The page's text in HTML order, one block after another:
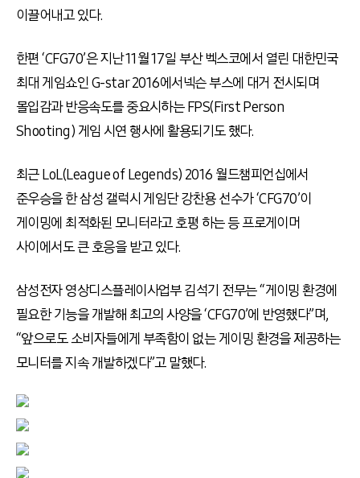
이끌어내고 있다.
한편 ‘CFG70’은 지난 11월 17일 부산 벡스코에서 열린 대한민국
최대 게임쇼인 G-star 2016에서넥슨 부스에 대거 전시되며
몰입감과 반응속도를 중요시하는 FPS(First Person
Shooting) 게임 시연 행사에 활용되기도 했다.
최근 LoL(League of Legends) 2016 월드챔피언십에서
준우승을 한 삼성 갤럭시 게임단 강찬용 선수가 ‘CFG70’이
게이밍에 최적화된 모니터라고 호평 하는 등 프로게이머
사이에서도 큰 호응을 받고 있다.
삼성전자 영상디스플레이사업부 김석기 전무는 “게이밍 환경에
필요한 기능을 개발해 최고의 사양을 ‘CFG70’에 반영했다”며,
“앞으로도 소비자들에게 부족함이 없는 게이밍 환경을 제공하는
모니터를 지속 개발하겠다”고 말했다.